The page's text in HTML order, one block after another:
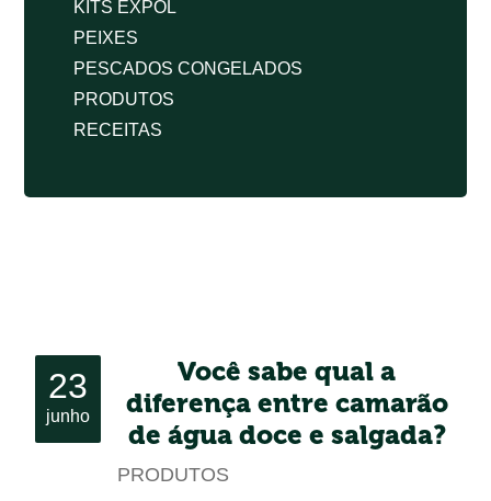
KITS EXPOL
PEIXES
PESCADOS CONGELADOS
PRODUTOS
RECEITAS
23
junho
Você sabe qual a
diferença entre camarão
de água doce e salgada?
PRODUTOS